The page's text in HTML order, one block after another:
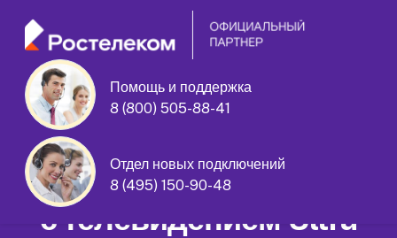
Помощь и поддержка
8 (800) 505-88-41
Отдел новых подключений
8 (495) 150-90-48
Врачебный проезд дом 10 корпус 1
Домашний интернет
с телевидением Ultra